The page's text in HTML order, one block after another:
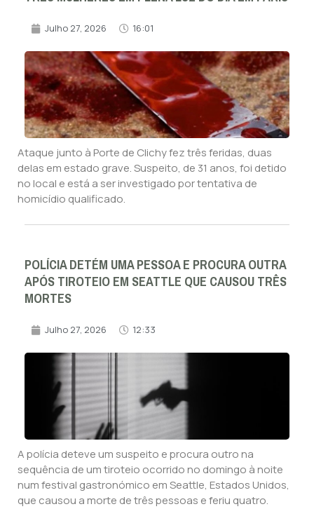
Julho 27, 2026 16:01
Ataque junto à Porte de Clichy fez três feridas, duas
delas em estado grave. Suspeito, de 31 anos, foi detido
no local e está a ser investigado por tentativa de
homicídio qualificado.
POLÍCIA DETÉM UMA PESSOA E PROCURA OUTRA
APÓS TIROTEIO EM SEATTLE QUE CAUSOU TRÊS
MORTES
Julho 27, 2026 12:33
A polícia deteve um suspeito e procura outro na
sequência de um tiroteio ocorrido no domingo à noite
num festival gastronómico em Seattle, Estados Unidos,
que causou a morte de três pessoas e feriu quatro.